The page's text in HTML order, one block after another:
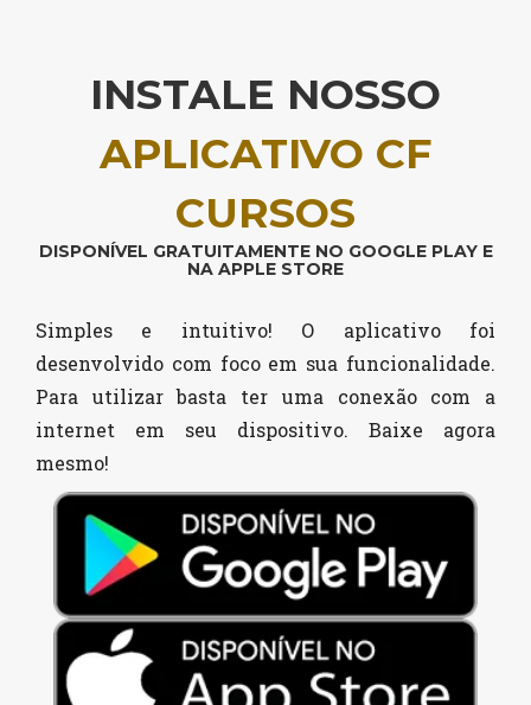
INSTALE NOSSO
APLICATIVO CF
CURSOS
DISPONÍVEL GRATUITAMENTE NO GOOGLE PLAY E
NA APPLE STORE
Simples e intuitivo! O aplicativo foi
desenvolvido com foco em sua funcionalidade.
Para utilizar basta ter uma conexão com a
internet em seu dispositivo. Baixe agora
mesmo!